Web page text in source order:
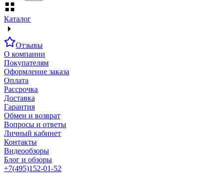
Каталог
Отзывы
О компании
Покупателям
Оформление заказа
Оплата
Рассрочка
Доставка
Гарантия
Обмен и возврат
Вопросы и ответы
Личный кабинет
Контакты
Видеообзоры
Блог и обзоры
+7(495)152-01-52